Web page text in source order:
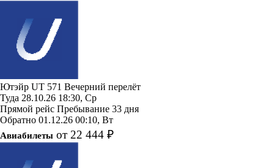
Ютэйр UT 571 Вечерний перелёт
Туда 28.10.26 18:30, Ср
Прямой рейс Пребывание 33 дня
Обратно 01.12.26 00:10, Вт
Авиабилеты от 22 444 ₽